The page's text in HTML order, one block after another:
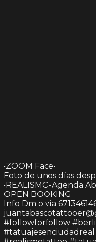
•ZOOM Face•
Foto de unos días
•REALISMO-Agenda
OPEN BOOKING
Info Dm o vía
#followforfollow